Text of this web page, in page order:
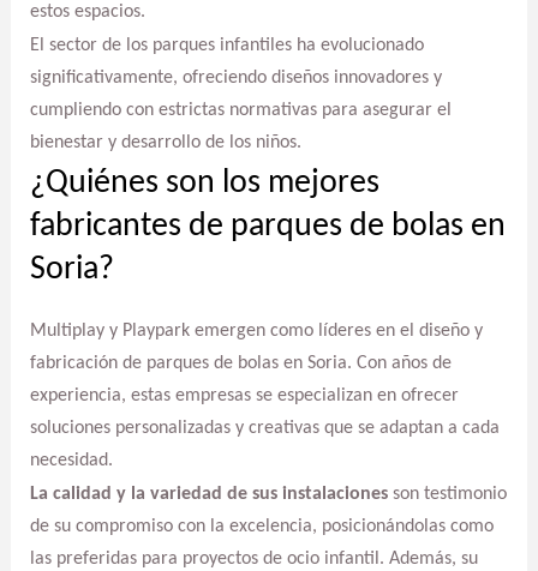
estos espacios.
El sector de los parques infantiles ha evolucionado
significativamente, ofreciendo diseños innovadores y
cumpliendo con estrictas normativas para asegurar el
bienestar y desarrollo de los niños.
¿Quiénes son los mejores
fabricantes de parques de bolas en
Soria?
Multiplay y Playpark emergen como líderes en el diseño y
fabricación de parques de bolas en Soria. Con años de
experiencia, estas empresas se especializan en ofrecer
soluciones personalizadas y creativas que se adaptan a cada
necesidad.
La calidad y la variedad de sus instalacionesson testimonio
de su compromiso con la excelencia, posicionándolas como
las preferidas para proyectos de ocio infantil. Además, su